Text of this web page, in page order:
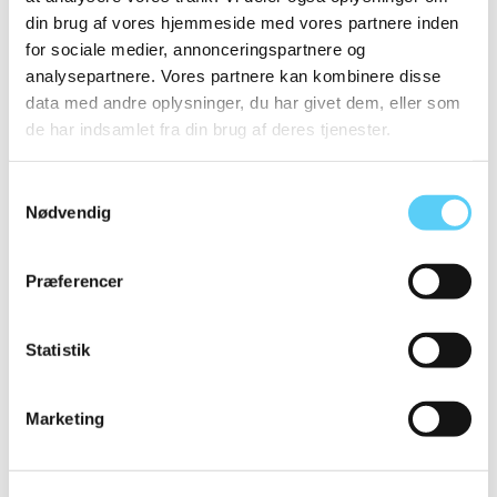
din brug af vores hjemmeside med vores partnere inden
for sociale medier, annonceringspartnere og
analysepartnere. Vores partnere kan kombinere disse
data med andre oplysninger, du har givet dem, eller som
de har indsamlet fra din brug af deres tjenester.
Nødvendig
Præferencer
Statistik
Marketing
Over 90 %